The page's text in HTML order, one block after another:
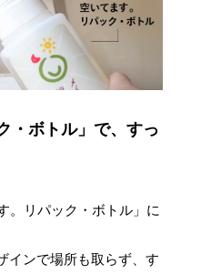
・ボトル」で、すっ
。リパック・ボトル」に
インで場所も取らず、す